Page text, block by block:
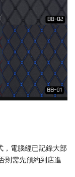
，電腦經已記錄大部
則需先預約到店進